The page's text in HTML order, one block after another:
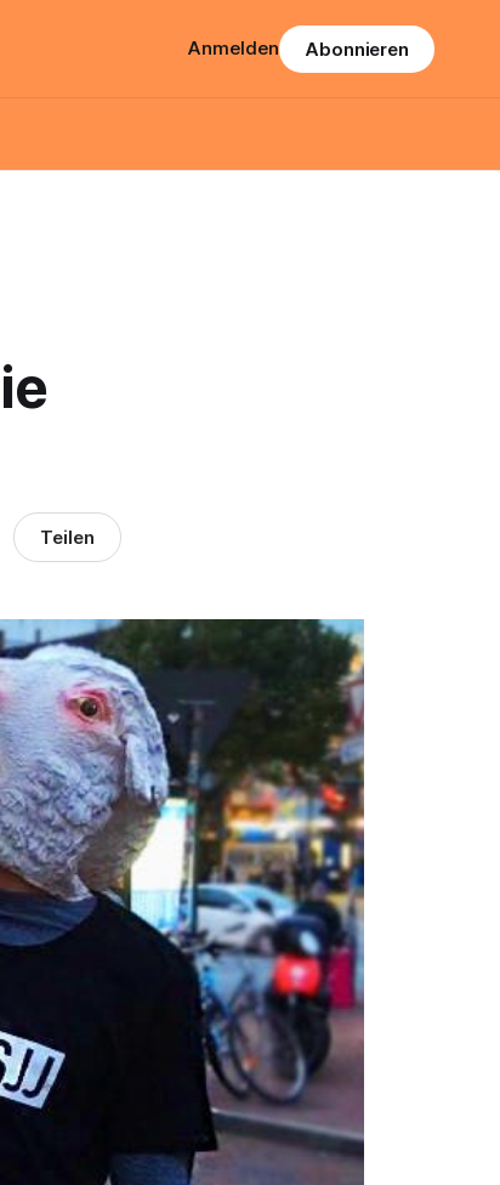
Anmelden Abonnieren
Teilen